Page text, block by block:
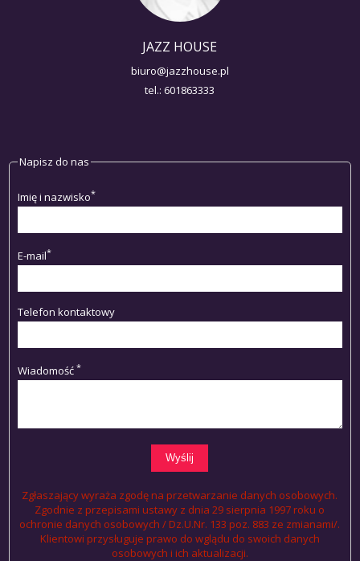
JAZZ HOUSE
biuro@jazzhouse.pl
tel.: 601863333
Napisz do nas
Imię i nazwisko*
E-mail*
Telefon kontaktowy
Wiadomość *
Zgłaszający wyraża zgodę na przetwarzanie danych osobowych.
Zgodnie z przepisami ustawy z dnia 29 sierpnia 1997 roku o
ochronie danych osobowych / Dz.U.Nr. 133 poz. 883 ze zmianami/.
Klientowi przysługuje prawo do wglądu do swoich danych
osobowych i ich aktualizacji.